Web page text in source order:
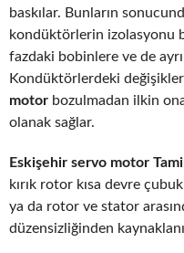
baskılar. Bunların
kondüktörlerin izolasyonu
fazdaki bobinlere ve de
Kondüktörlerdeki
motor bozulmadan ilkin
olanak sağlar.
Eskişehir servo motor
kırık rotor kısa devre
ya da rotor ve stator
düzensizliğinden